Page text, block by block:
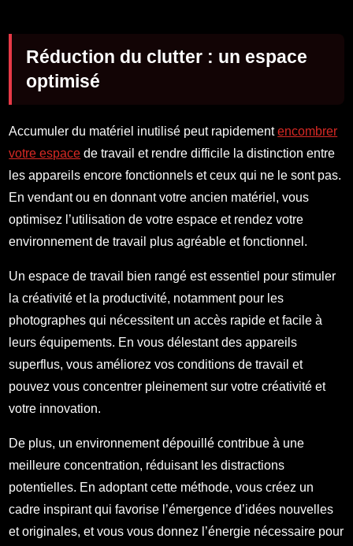
Réduction du clutter : un espace
optimisé
Accumuler du matériel inutilisé peut rapidementencombrer
votre espace de travail et rendre difficile la distinction entre
les appareils encore fonctionnels et ceux qui ne le sont pas.
En vendant ou en donnant votre ancien matériel, vous
optimisez l’utilisation de votre espace et rendez votre
environnement de travail plus agréable et fonctionnel.
Un espace de travail bien rangé est essentiel pour stimuler
la créativité et la productivité, notamment pour les
photographes qui nécessitent un accès rapide et facile à
leurs équipements. En vous délestant des appareils
superflus, vous améliorez vos conditions de travail et
pouvez vous concentrer pleinement sur votre créativité et
votre innovation.
De plus, un environnement dépouillé contribue à une
meilleure concentration, réduisant les distractions
potentielles. En adoptant cette méthode, vous créez un
cadre inspirant qui favorise l’émergence d’idées nouvelles
et originales, et vous vous donnez l’énergie nécessaire pour